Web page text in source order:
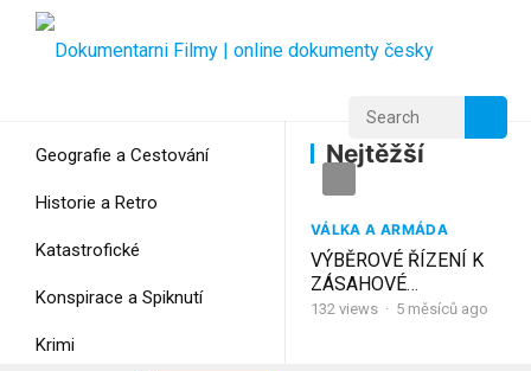
Geografie a Cestování
Historie a Retro
Katastrofické
Konspirace a Spiknutí
Krimi
Nejtěžší
Nejtěžší
VÁLKA A ARMÁDA
VÝBĚROVÉ ŘÍZENÍ K
ZÁSAHOVÉ
JEDNOTCE: Nejtěžší
132 views · 5 měsíců ago